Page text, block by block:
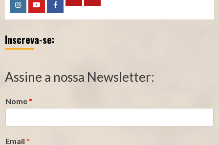
InstagramYouTubeFacebook
Calculadora
–
Segurado
Calculadora
–
Contribuição
Inscreva-se:
Assine a nossa Newsletter:
Nome*
Email *